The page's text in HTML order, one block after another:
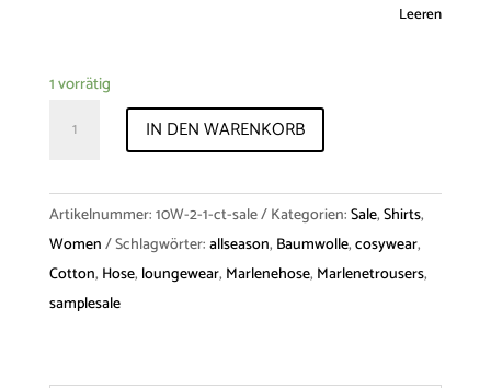
Leeren
1 vorrätig
Samplesale
Trousers
"Tova"
Cotton
Menge
IN DEN WARENKORB
Artikelnummer:10W-2-1-ct-sale Kategorien:Sale,Shirts,
Women Schlagwörter:allseason, Baumwolle,cosywear,
Cotton, Hose, loungewear, Marlenehose, Marlenetrousers,
samplesale